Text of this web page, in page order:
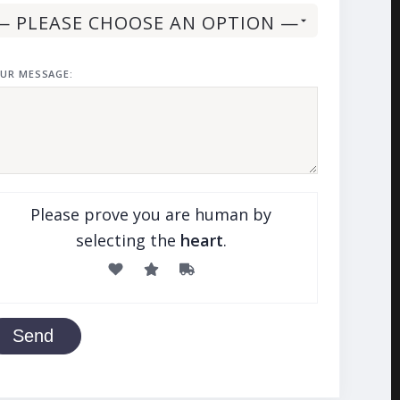
MESSAGE:
Please prove you are human by
selecting the heart.
Send